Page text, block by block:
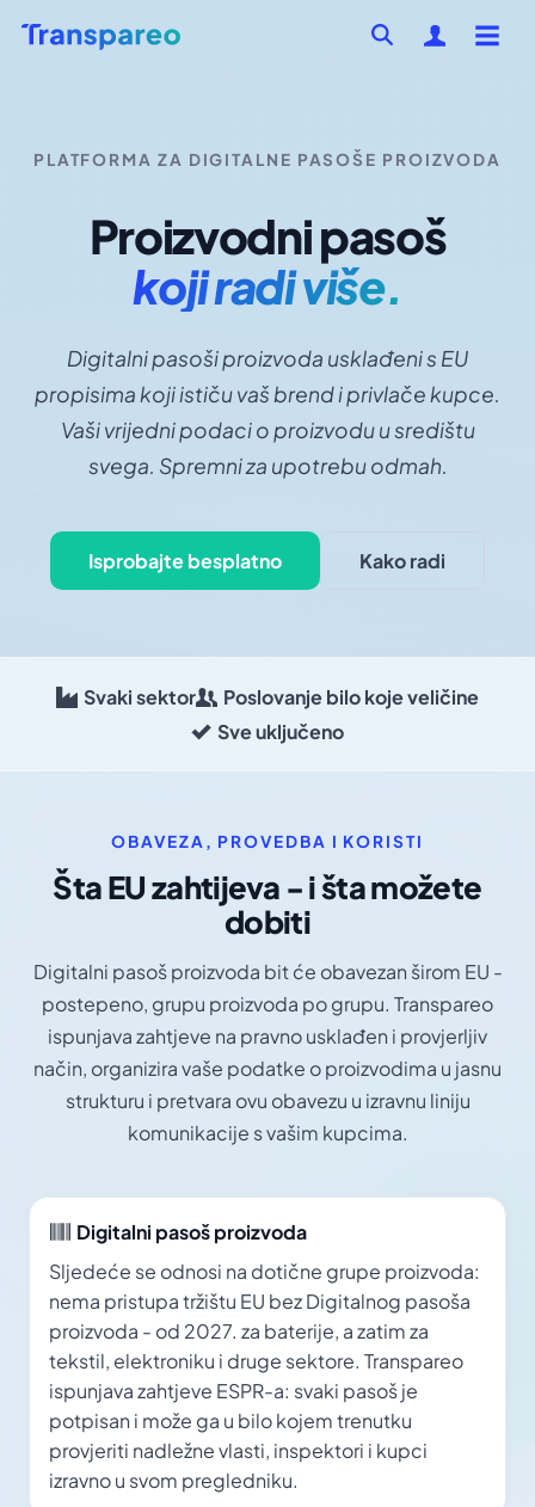
PLATFORMA ZA DIGITALNE PASOŠE PROIZVODA
Proizvodni pasoš
koji radi više.
Digitalni pasoši proizvoda usklađeni s EU
propisima koji ističu vaš brend i privlače kupce.
Vaši vrijedni podaci o proizvodu u središtu
svega. Spremni za upotrebu odmah.
Isprobajte besplatno Kako radi
Svaki sektor
Poslovanje bilo koje veličine
Sve uključeno
OBAVEZA, PROVEDBA I KORISTI
Šta EU zahtijeva - i šta možete
dobiti
Digitalni pasoš proizvoda bit će obavezan širom EU -
postepeno, grupu proizvoda po grupu. Transpareo
ispunjava zahtjeve na pravno usklađen i provjerljiv
način, organizira vaše podatke o proizvodima u jasnu
strukturu i pretvara ovu obavezu u izravnu liniju
komunikacije s vašim kupcima.
Digitalni pasoš proizvoda
Sljedeće se odnosi na dotične grupe proizvoda:
nema pristupa tržištu EU bez Digitalnog pasoša
proizvoda - od 2027. za baterije, a zatim za
tekstil, elektroniku i druge sektore. Transpareo
ispunjava zahtjeve ESPR-a: svaki pasoš je
potpisan i može ga u bilo kojem trenutku
provjeriti nadležne vlasti, inspektori i kupci
izravno u svom pregledniku.